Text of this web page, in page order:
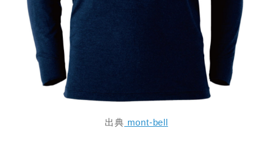
出典 mont-bell